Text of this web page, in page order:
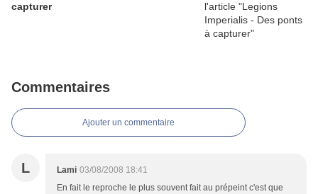
capturer
Commentaires
Ajouter un commentaire
L Lami 03/08/2008 18:41
En fait le reproche le plus souvent fait au prépeint c'est que